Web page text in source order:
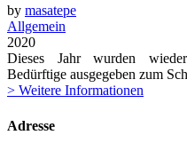
by masatepe
Allgemein
2020
Dieses Jahr wurden
Bedürftige ausgegeben zum
> Weitere Informationen
Adresse